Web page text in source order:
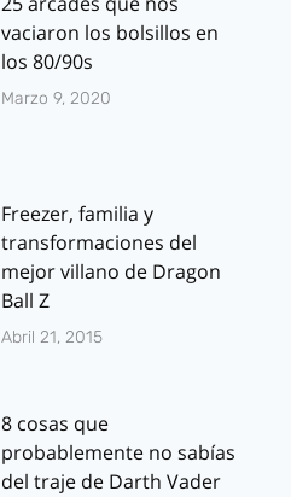
vaciaron los bolsillos en
los 80/90s
Marzo 9, 2020
Freezer, familia y
transformaciones del
mejor villano de Dragon
Ball Z
Abril 21, 2015
8 cosas que
probablemente no sabías
del traje de Darth Vader